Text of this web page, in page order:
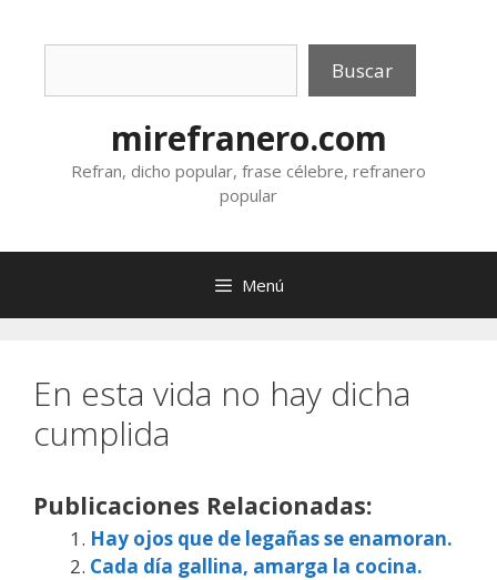
Buscar
mirefranero.com
Refran, dicho popular, frase célebre, refranero
popular
Menú
En esta vida no hay dicha
cumplida
Publicaciones Relacionadas:
Hay ojos que de legañas se enamoran.
Cada día gallina, amarga la cocina.